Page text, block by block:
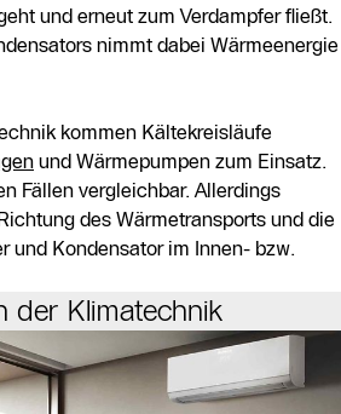
und erneut zum Verdampfer fließt.
nimmt dabei Wärmeenergie
kommen Kältekreisläufe
und Wärmepumpen zum Einsatz.
Fällen vergleichbar. Allerdings
des Wärmetransports und die
und Kondensator im Innen- bzw.
der Klimatechnik